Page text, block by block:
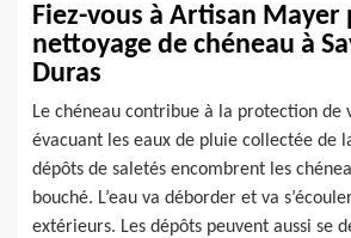
Fiez-vous à Artisan Mayer
nettoyage de chéneau à
Duras
Le chéneau contribue à la protection de
évacuant les eaux de pluie collectée de
dépôts de saletés encombrent les
bouché. L’eau va déborder et va
extérieurs. Les dépôts peuvent aussi se